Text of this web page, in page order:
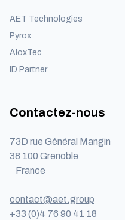
AET Technologies
Pyrox
AloxTec
ID Partner
Contactez-nous
73D rue Général Mangin
38 100 Grenoble
France
contact@aet.group
+33 (0)4 76 90 41 18